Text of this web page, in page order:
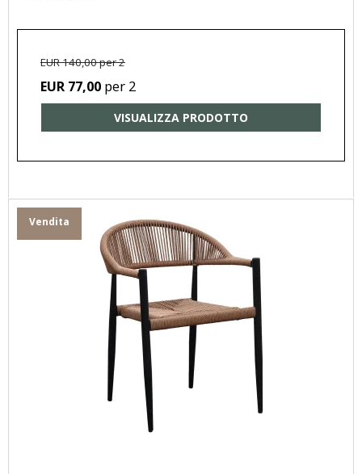
EUR 140,00 per 2
EUR 77,00 per 2
VISUALIZZA PRODOTTO
Vendita